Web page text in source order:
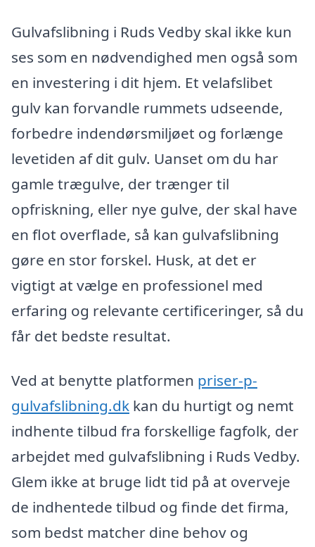
Gulvafslibning i Ruds Vedby skal ikke kun
ses som en nødvendighed men også som
en investering i dit hjem. Et velafslibet
gulv kan forvandle rummets udseende,
forbedre indendørsmiljøet og forlænge
levetiden af dit gulv. Uanset om du har
gamle trægulve, der trænger til
opfriskning, eller nye gulve, der skal have
en flot overflade, så kan gulvafslibning
gøre en stor forskel. Husk, at det er
vigtigt at vælge en professionel med
erfaring og relevante certificeringer, så du
får det bedste resultat.
Ved at benytte platformen priser-p-
gulvafslibning.dk kan du hurtigt og nemt
indhente tilbud fra forskellige fagfolk, der
arbejdet med gulvafslibning i Ruds Vedby.
Glem ikke at bruge lidt tid på at overveje
de indhentede tilbud og finde det firma,
som bedst matcher dine behov og